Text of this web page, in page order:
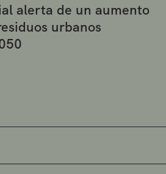
alerta de un aumento
urbanos